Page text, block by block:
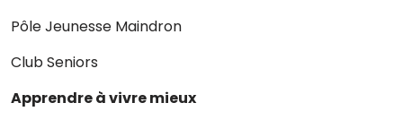
Pôle Jeunesse Maindron
Club Seniors
Apprendre à vivre mieux